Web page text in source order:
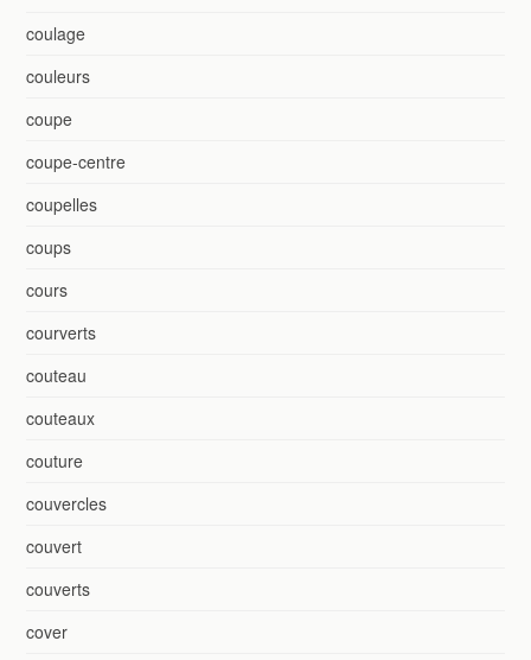
coulage
couleurs
coupe
coupe-centre
coupelles
coups
cours
courverts
couteau
couteaux
couture
couvercles
couvert
couverts
cover